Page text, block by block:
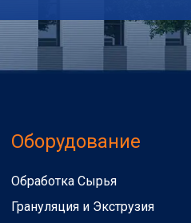
Оборудование
Обработка Сырья
Грануляция и Экструзия